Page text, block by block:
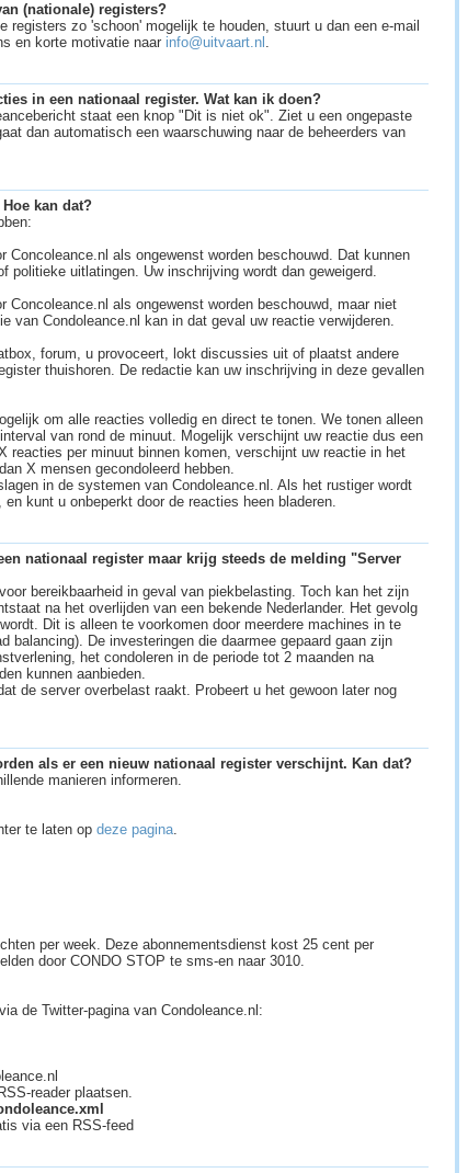
(nationale) registers?
registers zo 'schoon' mogelijk te houden, stuurt u dan een e-mail
en korte motivatie naar info@uitvaart.nl .
in een nationaal register. Wat kan ik doen?
staat een knop "Dit is niet ok". Ziet u een ongepaste
dan automatisch een waarschuwing naar de beheerders van
kan dat?
Concoleance.nl als ongewenst worden beschouwd. Dat kunnen
politieke uitlatingen. Uw inschrijving wordt dan geweigerd.
Concoleance.nl als ongewenst worden beschouwd, maar niet
van Condoleance.nl kan in dat geval uw reactie verwijderen.
forum, u provoceert, lokt discussies uit of plaatst andere
thuishoren. De redactie kan uw inschrijving in deze gevallen
om alle reacties volledig en direct te tonen. We tonen alleen
van rond de minuut. Mogelijk verschijnt uw reactie dus een
reacties per minuut binnen komen, verschijnt uw reactie in het
X mensen gecondoleerd hebben.
in de systemen van Condoleance.nl. Als het rustiger wordt
kunt u onbeperkt door de reacties heen bladeren.
nationaal register maar krijg steeds de melding "Server
bereikbaarheid in geval van piekbelasting. Toch kan het zijn
na het overlijden van een bekende Nederlander. Het gevolg
Dit is alleen te voorkomen door meerdere machines in te
balancing). De investeringen die daarmee gepaard gaan zijn
het condoleren in de periode tot 2 maanden na
kunnen aanbieden.
de server overbelast raakt. Probeert u het gewoon later nog
als er een nieuw nationaal register verschijnt. Kan dat?
manieren informeren.
te laten op deze pagina.
per week. Deze abonnementsdienst kost 25 cent per
door CONDO STOP te sms-en naar 3010.
de Twitter-pagina van Condoleance.nl:
reader plaatsen.
via een RSS-feed